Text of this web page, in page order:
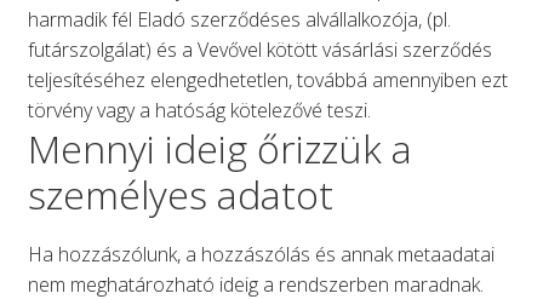
harmadik fél Eladó szerződéses alvállalkozója, (pl.
futárszolgálat) és a Vevővel kötött vásárlási szerződés
teljesítéséhez elengedhetetlen, továbbá amennyiben ezt
törvény vagy a hatóság kötelezővé teszi.
Mennyi ideig őrizzük a
személyes adatot
Ha hozzászólunk, a hozzászólás és annak metaadatai
nem meghatározható ideig a rendszerben maradnak.